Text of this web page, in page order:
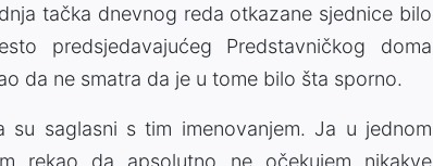
tačka dnevnog reda otkazane sjednice bilo
predsjedavajućeg Predstavničkog doma
da ne smatra da je u tome bilo šta sporno.
su saglasni s tim imenovanjem. Ja u jednom
rekao da apsolutno ne očekujem nikakve